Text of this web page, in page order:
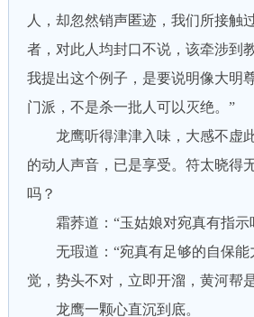
人，却忽然销声匿迹，我们所接触
者，对此人均封口不说，该牵涉到
我提出这个例子，是要说明像大明
门派，不是杀一批人可以灭绝。”
龙鹰听得津津入味，大感不虚
的动人声音，已是享受。符太晓得
吗？
霜荞道：“玉姑娘对宛真有指示
无瑕道：“宛真有足够的自保能
觉，势头不对，立即开溜，黄河帮
龙鹰一颗心直沉到底。